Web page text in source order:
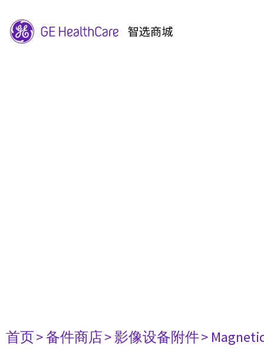
首页> 备件商店> 影像设备附件>